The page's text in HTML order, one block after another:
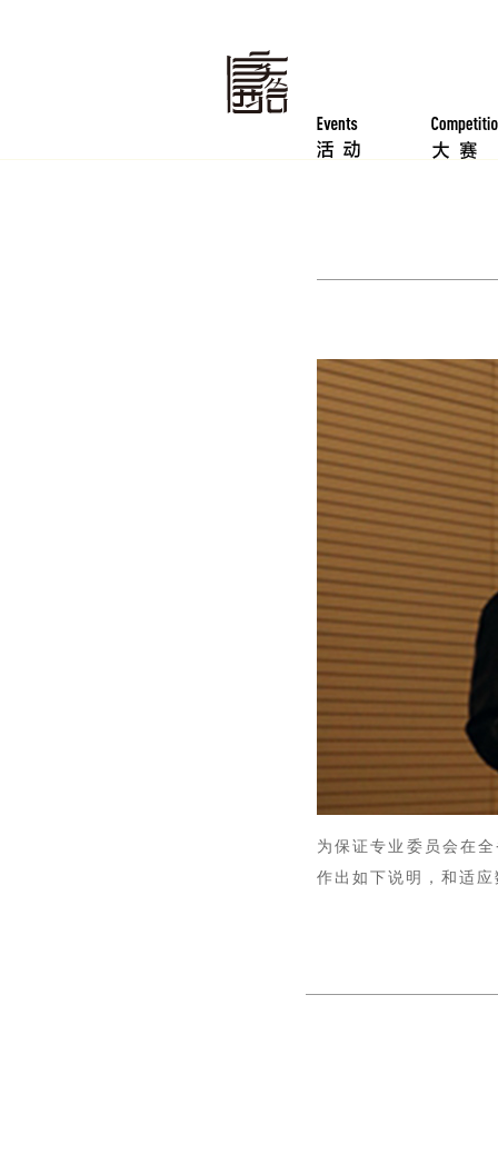
为保证专业委员会在
作出如下说明，和适